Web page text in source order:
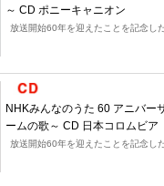
～ CD ポニーキャニオン
放送開始60年を迎えたことを記念し
NHKみんなのうた 60 アニバー
ームの歌～ CD 日本コロムビア
放送開始60年を迎えたことを記念し